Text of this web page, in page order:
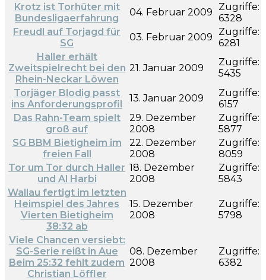
Krotz ist Torhüter mit
Bundesligaerfahrung
04. Februar 2009
Zugriffe:
6328
Freudl auf Torjagd für
SG
03. Februar 2009
Zugriffe:
6281
Haller erhält
Zweitspielrecht bei den
Rhein-Neckar Löwen
21. Januar 2009
Zugriffe:
5435
Torjäger Blodig passt
ins Anforderungsprofil
13. Januar 2009
Zugriffe:
6157
Das Rahn-Team spielt
groß auf
29. Dezember
2008
Zugriffe:
5877
SG BBM Bietigheim im
freien Fall
22. Dezember
2008
Zugriffe:
8059
Tor um Tor durch Haller
und Al Harbi
18. Dezember
2008
Zugriffe:
5843
Wallau fertigt im letzten
Heimspiel des Jahres
Vierten Bietigheim
38:32 ab
15. Dezember
2008
Zugriffe:
5798
Viele Chancen versiebt:
SG-Serie reißt in Aue
Beim 25:32 fehlt zudem
Christian Löffler
08. Dezember
2008
Zugriffe:
6382